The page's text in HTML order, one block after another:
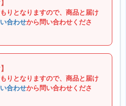
りとなりますので、商品と届け
合わせから問い合わせくださ
りとなりますので、商品と届け
合わせから問い合わせくださ